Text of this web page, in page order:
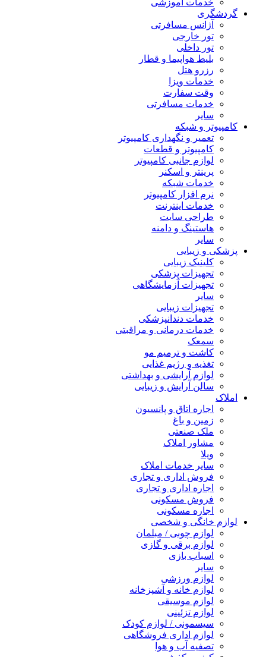
خدمات آموزشی
گردشگری
آژانس مسافرتی
تور خارجی
تور داخلی
بلیط هواپیما و قطار
رزرو هتل
خدمات ویزا
وقت سفارت
خدمات مسافرتی
سایر
کامپیوتر و شبکه
تعمیر و نگهداری کامپیوتر
کامپیوتر و قطعات
لوازم جانبی کامپیوتر
پرینتر و اسکنر
خدمات شبکه
نرم افزار کامپیوتر
خدمات اینترنت
طراحی سایت
هاستینگ و دامنه
سایر
پزشکی و زیبایی
کلینیک زیبایی
تجهیزات پزشکی
تجهیزات آزمایشگاهی
سایر
تجهیزات زیبایی
خدمات دندانپزشکی
خدمات درمانی و مراقبتی
سمعک
کاشت و ترمیم مو
تغذیه و رژیم غذایی
لوازم آرایشی و بهداشتی
سالن آرایش و زیبایی
املاک
اجاره اتاق و پانسیون
زمین و باغ
ملک صنعتی
مشاور املاک
ویلا
سایر خدمات املاک
فروش اداری و تجاری
اجاره اداری و تجاری
فروش مسکونی
اجاره مسکونی
لوازم خانگی و شخصی
لوازم چوبی / مبلمان
لوازم برقی و گازی
اسباب بازی
سایر
لوازم ورزشی
لوازم خانه و آشپزخانه
لوازم موسیقی
لوازم تزئینی
سیسمونی / لوازم کودک
لوازم اداری فروشگاهی
تصفیه آب و هوا